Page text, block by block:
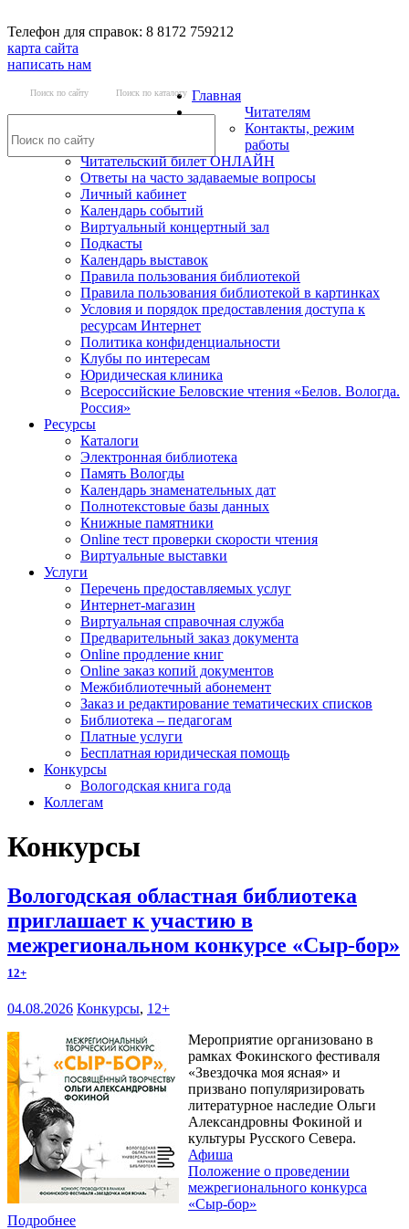
Телефон для справок: 8 8172 759212
карта сайта
написать нам
Поиск по сайту Поиск по каталогу Главная
Читателям
Контакты, режим
работы
Читательский билет ОНЛАЙН
Ответы на часто задаваемые вопросы
Личный кабинет
Календарь событий
Виртуальный концертный зал
Подкасты
Календарь выставок
Правила пользования библиотекой
Правила пользования библиотекой в картинках
Условия и порядок предоставления доступа к
ресурсам Интернет
Политика конфиденциальности
Клубы по интересам
Юридическая клиника
Всероссийские Беловские чтения «Белов. Вологда.
Россия»
Ресурсы
Каталоги
Электронная библиотека
Память Вологды
Календарь знаменательных дат
Полнотекстовые базы данных
Книжные памятники
Online тест проверки скорости чтения
Виртуальные выставки
Услуги
Перечень предоставляемых услуг
Интернет-магазин
Виртуальная справочная служба
Предварительный заказ документа
Online продление книг
Online заказ копий документов
Межбиблиотечный абонемент
Заказ и редактирование тематических списков
Библиотека – педагогам
Платные услуги
Бесплатная юридическая помощь
Конкурсы
Вологодская книга года
Коллегам
Конкурсы
Вологодская областная библиотека
приглашает к участию в
межрегиональном конкурсе «Сыр-бор»
12+
04.08.2026 Конкурсы, 12+
Мероприятие организовано в
рамках Фокинского фестиваля
«Звездочка моя ясная» и
призвано популяризировать
литературное наследие Ольги
Александровны Фокиной и
культуры Русского Севера.
Афиша
Положение о проведении
межрегионального конкурса
«Сыр-бор»
Подробнее